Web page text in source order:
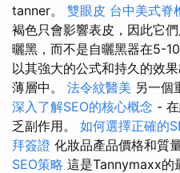
tanner。 雙眼皮 台中美式脊
褐色只會影響表皮，因此它
曬黑，而不是自曬黑器在5-
以其強大的公式和持久的效
薄層中。 法令紋醫美 另一個
深入了解SEO的核心概念 -
乏副作用。 如何選擇正確的
拜簽證 化妝品產品價格和質
SEO策略 這是Tannymaxx的